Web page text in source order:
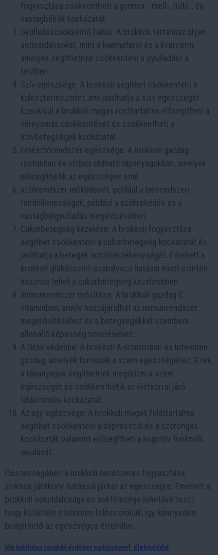
fogyasztása csökkentheti a gyomor-, mell-, tüdő-, és
vastagbélrák kockázatát.
Gyulladáscsökkentő hatás: A brokkoli tartalmaz olyan
antioxidánsokat, mint a kaempferol és a kvercetin,
amelyek segíthetnek csökkenteni a gyulladást a
testben.
Szív egészsége: A brokkoli segíthet csökkenteni a
koleszterinszintet, ami javíthatja a szív egészségét.
Ezenkívül a brokkoli magas rosttartalma elősegítheti a
vérnyomás csökkentését és csökkentheti a
szívbetegségek kockázatát.
Emésztőrendszer egészsége: A brokkoli gazdag
rostokban és vízben oldható tápanyagokban, amelyek
elősegíthetik az egészséges emé
sztőrendszer működését, például a bélrendszeri
rendellenességek, például a székrekedés és a
vastagbélgyulladás megelőzésében.
Cukorbetegség kezelése: A brokkoli fogyasztása
segíthet csökkenteni a cukorbetegség kockázatát és
javíthatja a betegek inzulinérzékenységét. Emellett a
brokkoli glükózszint-szabályozó hatásai miatt szintén
hasznos lehet a cukorbetegség kezelésében.
Immunrendszer erősítése: A brokkoli gazdag C-
vitaminban, amely hozzájárulhat az immunrendszer
megerősítéséhez és a betegségekkel szembeni
ellenálló képesség növeléséhez.
A látás védelme: A brokkoli A-vitaminban és luteinben
gazdag, amelyek fontosak a szem egészségéhez. Ezek
a tápanyagok segíthetnek megőrizni a szem
egészségét és csökkenthetik az életkorral járó
látásromlás kockázatát.
Az agy egészsége: A brokkoli magas foláttartalma
segíthet csökkenteni a depresszió és a szorongás
kockázatát, valamint elősegítheti a kognitív funkciók
javulását.
Összességében a brokkoli rendszeres fogyasztása
számos jótékony hatással járhat az egészségre. Emellett a
brokkoli sokoldalúsága és sokfélesége lehetővé teszi,
hogy különféle ételekben felhasználjuk, így könnyedén
beépíthető az egészséges étrendbe.
Ide kattintva további érdekes egészséggel, életmóddal